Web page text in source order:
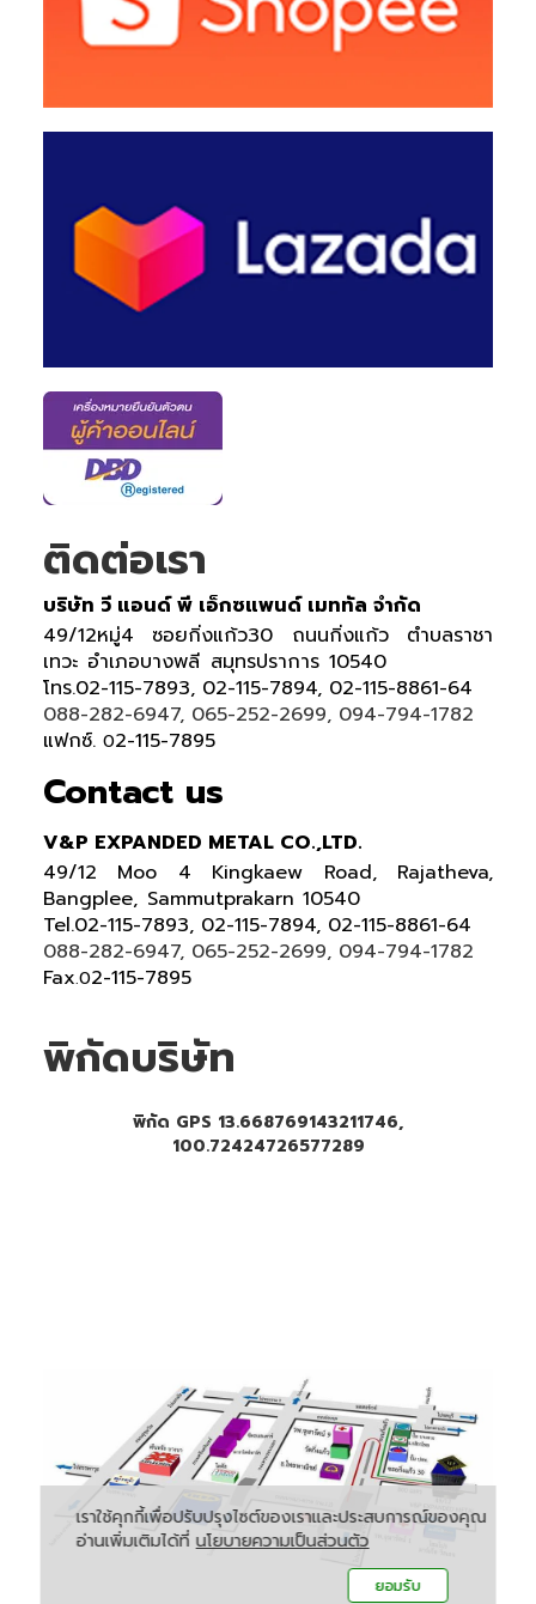
ติดต่อเรา
บริษัท วี แอนด์ พี เอ็กซแพนด์ เมททัล จำกัด
49/12หมู่4 ซอยกิ่งแก้ว30 ถนนกิ่งแก้ว ตำบลราชา
เทวะ อำเภอบางพลี สมุทรปราการ 10540
โทร.02-115-7893, 02-115-7894, 02-115-8861-64
088-282-6947, 065-252-2699, 094-794-1782
แฟกซ์. 02-115-7895
Contact us
V&P EXPANDED METAL CO.,LTD.
49/12 Moo 4 Kingkaew Road, Rajatheva,
Bangplee, Sammutprakarn 10540
Tel.02-115-7893, 02-115-7894, 02-115-8861-64
088-282-6947, 065-252-2699, 094-794-1782
Fax.02-115-7895
พิกัดบริษัท
พิกัด GPS 13.668769143211746,
100.72424726577289
เราใช้คุกกี้เพื่อปรับปรุงไซต์ของเราและประสบการณ์ของคุณ
อ่านเพิ่มเติมได้ที่ นโยบายความเป็นส่วนตัว
ยอมรับ